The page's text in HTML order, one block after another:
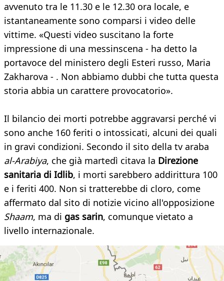
avvenuto tra le 11.30 e le 12.30 ora locale, e
istantaneamente sono comparsi i video delle
vittime. «Questi video suscitano la forte
impressione di una messinscena - ha detto la
portavoce del ministero degli Esteri russo, Maria
Zakharova - . Non abbiamo dubbi che tutta questa
storia abbia un carattere provocatorio».
Il bilancio dei morti potrebbe aggravarsi perché vi
sono anche 160 feriti o intossicati, alcuni dei quali
in gravi condizioni. Secondo il sito della tv araba
al-Arabiya, che già martedì citava la Direzione
sanitaria di Idlib, i morti sarebbero addirittura 100
e i feriti 400. Non si tratterebbe di cloro, come
affermato dal sito di notizie vicino all'opposizione
Shaam, ma di gas sarin, comunque vietato a
livello internazionale.